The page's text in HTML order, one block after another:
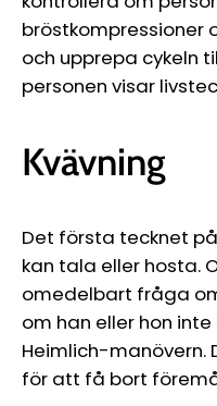
bröstkompressioner
och upprepa cykeln
personen visar
Kvävning
Det första tecknet
kan tala eller hosta.
omedelbart fråga
om han eller hon
Heimlich-manövern.
för att få bort